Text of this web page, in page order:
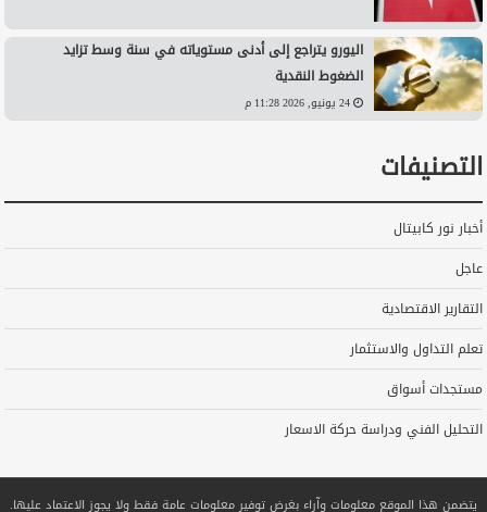
اليورو يتراجع إلى أدنى مستوياته في سنة وسط تزايد
الضغوط النقدية
24 يونيو, 2026 11:28 م
التصنيفات
أخبار نور كابيتال
عاجل
التقارير الاقتصادية
تعلم التداول والاستثمار
مستجدات أسواق
التحليل الفني ودراسة حركة الاسعار
يتضمن هذا الموقع معلومات وآراء بغرض توفير معلومات عامة فقط ولا يجوز الاعتماد عليها.